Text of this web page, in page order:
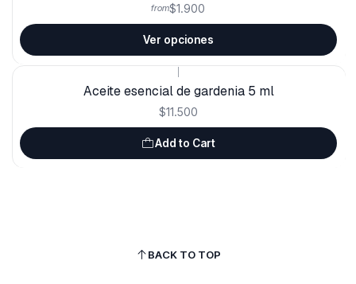
from$1.900
Ver opciones
Aceite esencial de gardenia 5 ml
$11.500
Add to Cart
BACK TO TOP